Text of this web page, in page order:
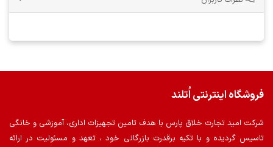
فروشگاه اینترنتی اُتلند
شرکت امید تجارت خلاق پارس با هدف تامین تجهیزات اداری، آموزشی و خانگی
تاسیس گردیده و با تکیه برقدرت بازرگانی خود ، تعهد و مسئولیت در ارائه